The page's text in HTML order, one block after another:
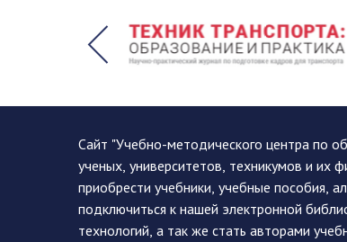
Сайт "Учебно-методического центра по
ученых, университетов, техникумов и
приобрести учебники, учебные пособия,
подключиться к нашей электронной
технологий, а так же стать авторами